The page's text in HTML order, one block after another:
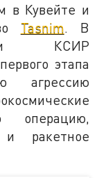
в Кувейте и
Tasnim . В
КСИР
этапа
агрессию
операцию,
и ракетное